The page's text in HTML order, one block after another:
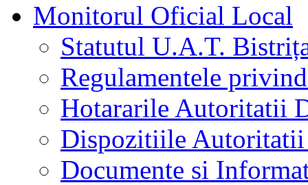
Monitorul Oficial Local
Statutul U.A.T.
Regulamentele
Hotararile Autoritatii
Dispozitiile
Documente si